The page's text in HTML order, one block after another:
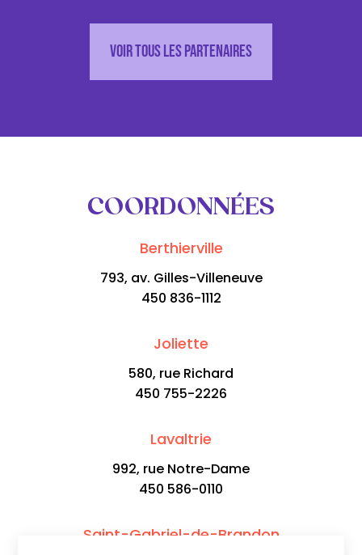
Voir tous les partenaires
COORDONNÉES
Berthierville
793, av. Gilles-Villeneuve
450 836-1112
Joliette
580, rue Richard
450 755-2226
Lavaltrie
992, rue Notre-Dame
450 586-0110
Saint-Gabriel-de-Brandon